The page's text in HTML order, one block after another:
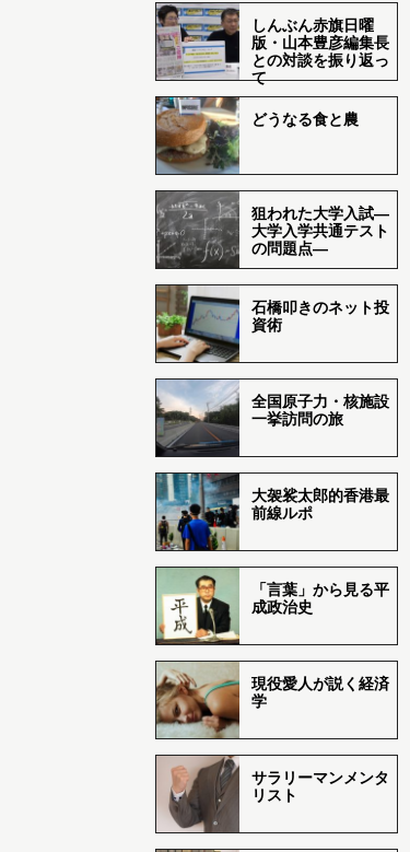
しんぶん赤旗日曜
版・山本豊彦編集長
との対談を振り返っ
て
どうなる食と農
狙われた大学入試―
大学入学共通テスト
の問題点―
石橋叩きのネット投
資術
全国原子力・核施設
一挙訪問の旅
大袈裟太郎的香港最
前線ルポ
「言葉」から見る平
成政治史
現役愛人が説く経済
学
サラリーマンメンタ
リスト